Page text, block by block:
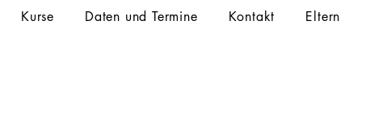
Kurse Daten und Termine Kontakt Eltern